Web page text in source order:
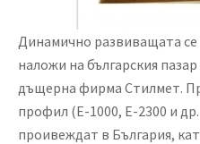
Динамично развиващата се
наложи на българския
дъщерна фирма Стилмет.
профил (E-1000, E-2300 и
проивеждат в България,